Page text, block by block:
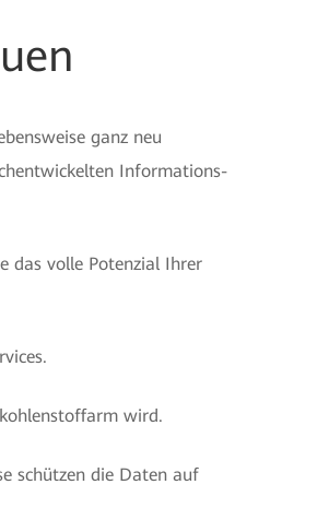
ganz neu
Informations-
das volle Potenzial Ihrer
wird.
schützen die Daten auf